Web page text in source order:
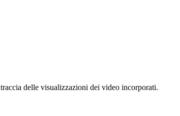
delle visualizzazioni dei video incorporati.